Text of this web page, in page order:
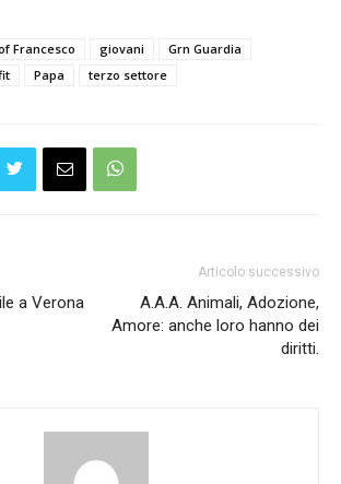
Francesco giovani
Grn Guardia
Papa terzo settore
a Verona
Articolo successivo
A.A.A. Animali, Adozione,
Amore: anche loro hanno dei
diritti.